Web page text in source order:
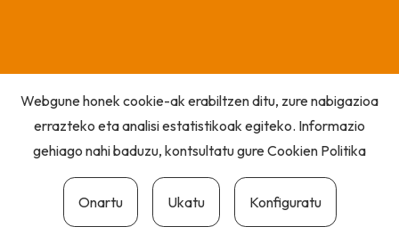
Webgune honek cookie-ak erabiltzen ditu, zure nabigazioa
errazteko eta analisi estatistikoak egiteko. Informazio
gehiago nahi baduzu, kontsultatu gureCookien Politika
Onartu Ukatu Konfiguratu